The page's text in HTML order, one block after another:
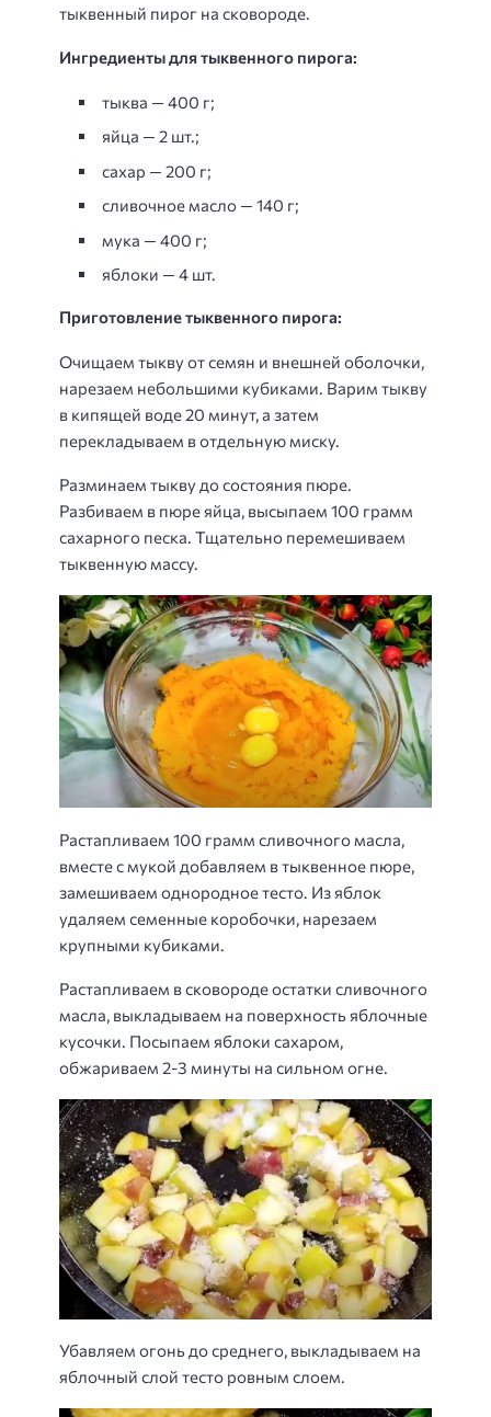
тыквенный пирог на сковороде.
Ингредиенты для тыквенного пирога:
тыква — 400 г;
яйца — 2 шт.;
сахар — 200 г;
сливочное масло — 140 г;
мука — 400 г;
яблоки — 4 шт.
Приготовление тыквенного пирога:
Очищаем тыкву от семян и внешней оболочки,
нарезаем небольшими кубиками. Варим тыкву
в кипящей воде 20 минут, а затем
перекладываем в отдельную миску.
Разминаем тыкву до состояния пюре.
Разбиваем в пюре яйца, высыпаем 100 грамм
сахарного песка. Тщательно перемешиваем
тыквенную массу.
Растапливаем 100 грамм сливочного масла,
вместе с мукой добавляем в тыквенное пюре,
замешиваем однородное тесто. Из яблок
удаляем семенные коробочки, нарезаем
крупными кубиками.
Растапливаем в сковороде остатки сливочного
масла, выкладываем на поверхность яблочные
кусочки. Посыпаем яблоки сахаром,
обжариваем 2-3 минуты на сильном огне.
Убавляем огонь до среднего, выкладываем на
яблочный слой тесто ровным слоем.